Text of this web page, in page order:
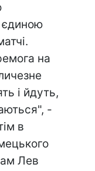
єдиною
на
і йдуть,
-
в
Лев